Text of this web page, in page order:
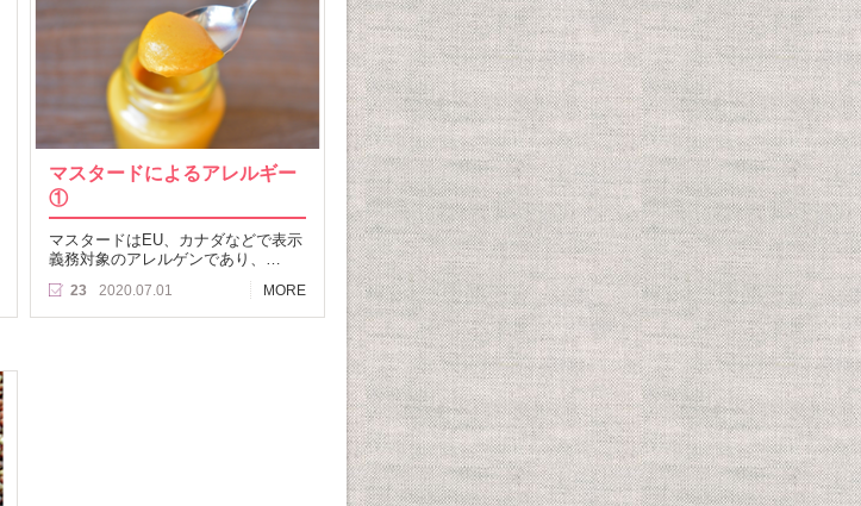
マスタードによるアレルギー
①
マスタードはEU、カナダなどで表示
義務対象のアレルゲンであり、…
23 2020.07.01 MORE